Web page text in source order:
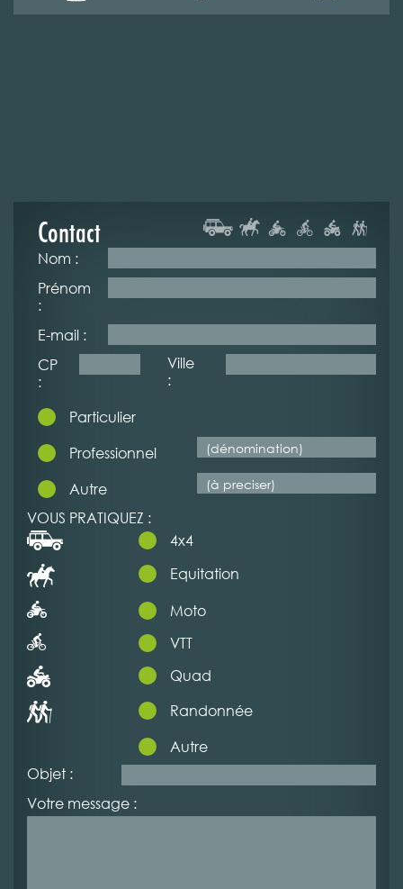
Contact
Nom :
Prénom
:
E-mail :
CP
:
Ville
:
Particulier
Professionnel
Autre
VOUS PRATIQUEZ :
4x4
Equitation
Moto
VTT
Quad
Randonnée
Autre
Objet :
Votre message :